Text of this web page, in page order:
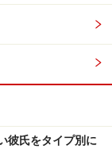
彼氏をタイプ別に